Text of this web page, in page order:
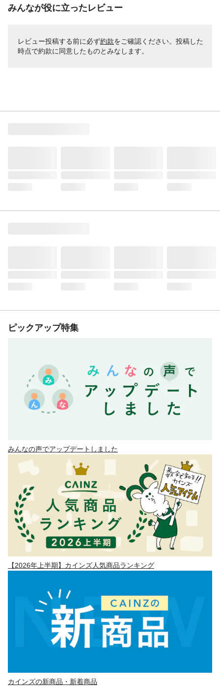
みんなが役に立ったレビュー
レビュー投稿する前に必ず約款をご確認ください。投稿した
時点で約款に同意したものとみなします。
ピックアップ特集
みんなの声でアップデートしました
【2026年上半期】カインズ人気商品ランキング
カインズの新商品・新着商品